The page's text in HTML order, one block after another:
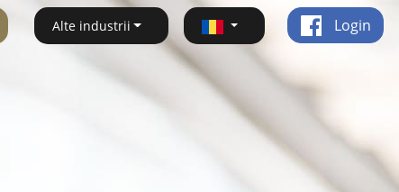
Alte industrii Login